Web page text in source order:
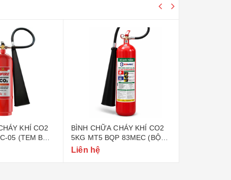
KHÍ CO2
05 (TEM BỘ
BÌNH CHỮA CHÁY KHÍ CO2
5KG MT5 BQP 83MEC (BỘ
QUỐC PHÒNG)
Liên hệ